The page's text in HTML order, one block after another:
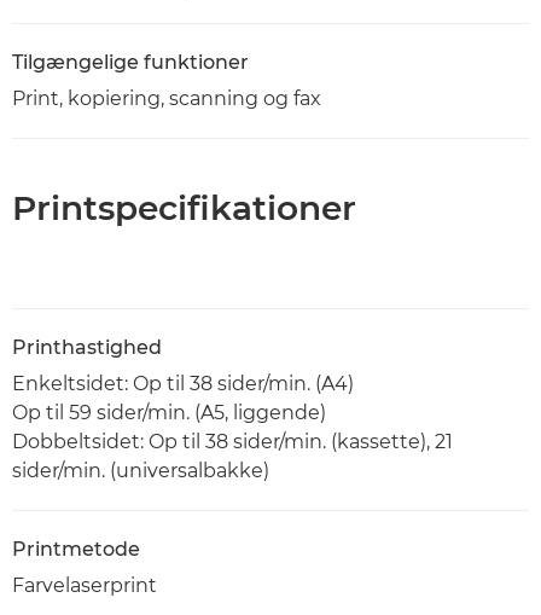
Tilgængelige funktioner
Print, kopiering, scanning og fax
Printspecifikationer
Printhastighed
Enkeltsidet: Op til 38 sider/min. (A4)
Op til 59 sider/min. (A5, liggende)
Dobbeltsidet: Op til 38 sider/min. (kassette), 21
sider/min. (universalbakke)
Printmetode
Farvelaserprint